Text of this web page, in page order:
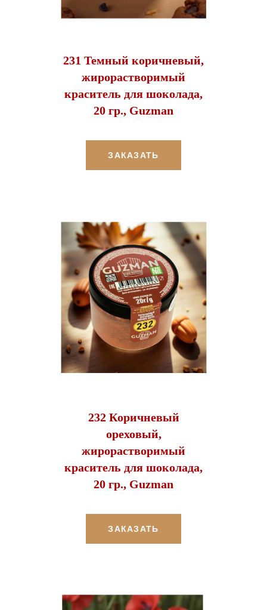
231 Темный коричневый,
жирорастворимый
краситель для шоколада,
20 гр., Guzman
ЗАКАЗАТЬ
232 Коричневый
ореховый,
жирорастворимый
краситель для шоколада,
20 гр., Guzman
ЗАКАЗАТЬ